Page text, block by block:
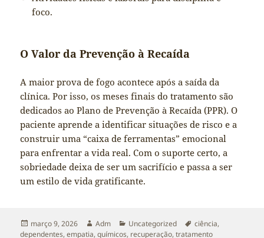
foco.
O Valor da Prevenção à Recaída
A maior prova de fogo acontece após a saída da
clínica. Por isso, os meses finais do tratamento são
dedicados ao Plano de Prevenção à Recaída (PPR). O
paciente aprende a identificar situações de risco e a
construir uma “caixa de ferramentas” emocional
para enfrentar a vida real. Com o suporte certo, a
sobriedade deixa de ser um sacrifício e passa a ser
um estilo de vida gratificante.
Publicado
em
março 9, 2026 Autor
Adm Categorias
Uncategorized Tags
ciência,
dependentes,empatia,químicos, recuperação,tratamento